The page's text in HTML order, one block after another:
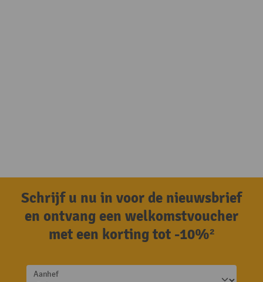
Schrijf u nu in voor de nieuwsbrief
en ontvang een welkomstvoucher
met een korting tot -10%²
Aanhef